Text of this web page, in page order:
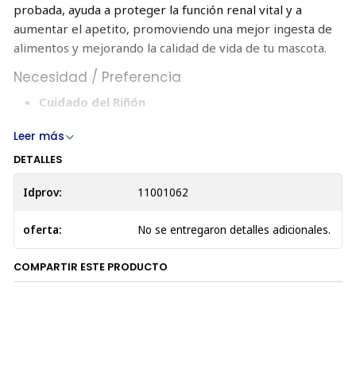
probada, ayuda a proteger la función renal vital y a
aumentar el apetito, promoviendo una mejor ingesta de
alimentos y mejorando la calidad de vida de tu mascota.
Necesidad / Preferencia
Cuidado del Riñón
Etapa de Vida
Adulto
Senior
Beneficios Clave
Protección de la Función Renal: Diseñado para
reducir la carga de trabajo en los riñones y permitir
que funcionen de manera más eficaz.
Mejora del Apetito: La tecnología Enhanced
Leer más
DETALLES
Idprov: 11001062
oferta: No se entregaron detalles adicionales.
COMPARTIR ESTE PRODUCTO